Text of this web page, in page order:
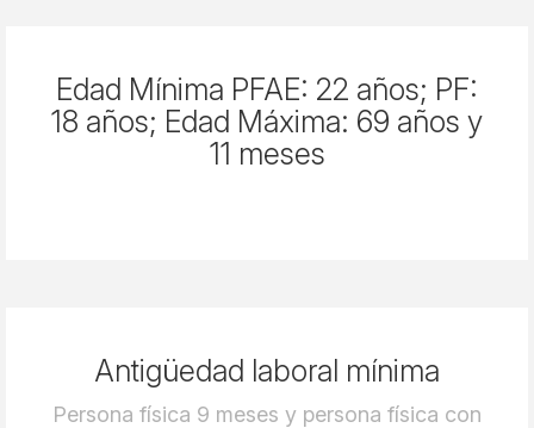
Edad Mínima PFAE: 22 años; PF:
18 años; Edad Máxima: 69 años y
11 meses
Antigüedad laboral mínima
Persona física 9 meses y persona física con